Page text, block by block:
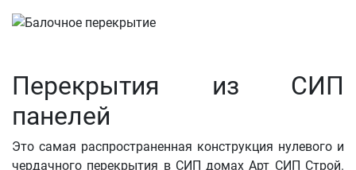
Перекрытия из СИП
панелей
Это самая распространенная конструкция нулевого и
чердачного перекрытия в СИП домах Арт СИП Строй.